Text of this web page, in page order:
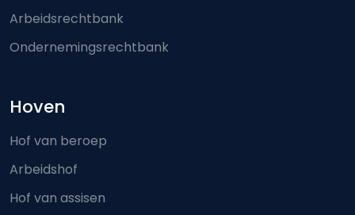
Arbeidsrechtbank
Ondernemingsrechtbank
Hoven
Hof van beroep
Arbeidshof
Hof van assisen